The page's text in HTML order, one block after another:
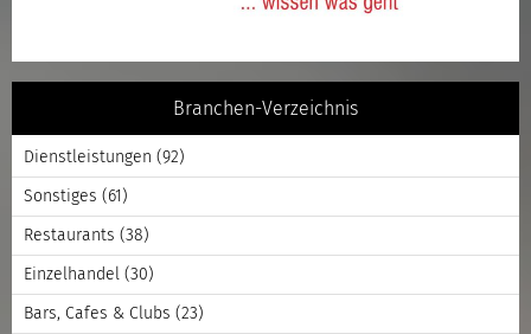
Branchen-Verzeichnis
Dienstleistungen (92)
Sonstiges (61)
Restaurants (38)
Einzelhandel (30)
Bars, Cafes & Clubs (23)